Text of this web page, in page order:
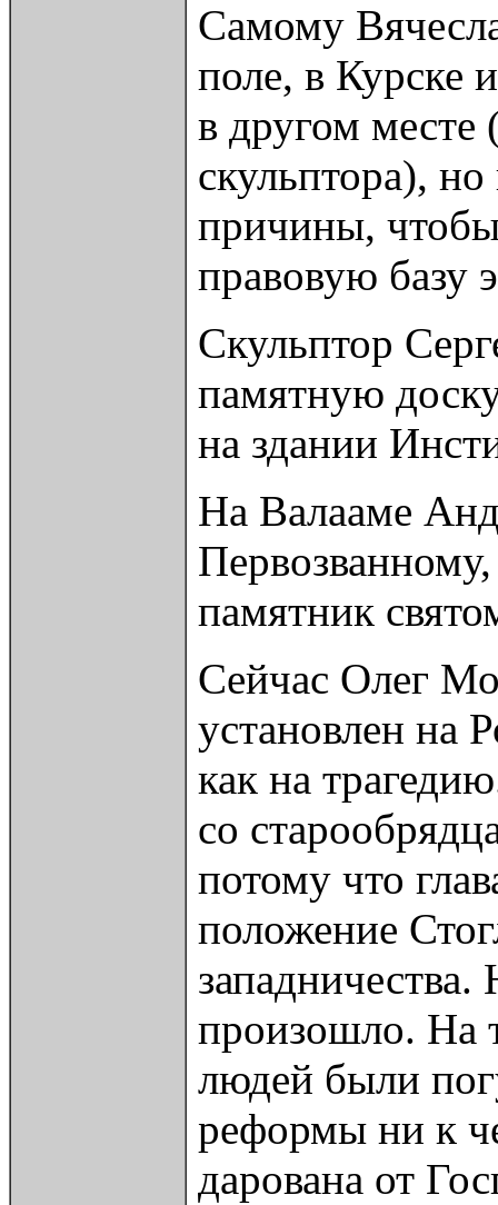
Самому
поле, в Курске
в другом месте
скульптора),
причины,
правовую базу
Скульптор
памятную
на здании
На Валааме
памятник
Сейчас Олег
установлен на
как на
со
потому что
положение
произошло. На
людей были
реформы ни к
дарована от